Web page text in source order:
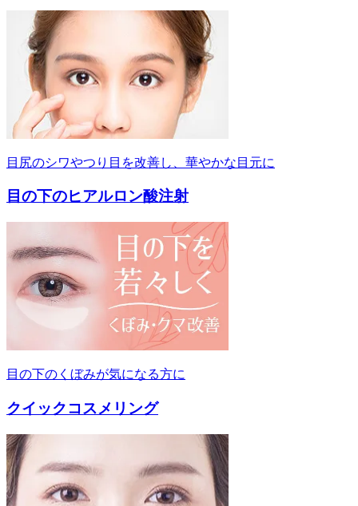
目尻のシワやつり目を改善し、華やかな目元に
目の下のヒアルロン酸注射
目の下のくぼみが気になる方に
クイックコスメリング